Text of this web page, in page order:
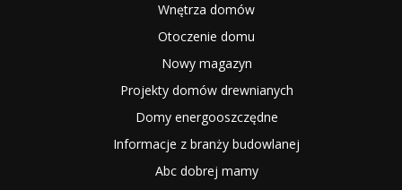
Wnętrza domów
Otoczenie domu
Nowy magazyn
Projekty domów drewnianych
Domy energooszczędne
Informacje z branży budowlanej
Abc dobrej mamy